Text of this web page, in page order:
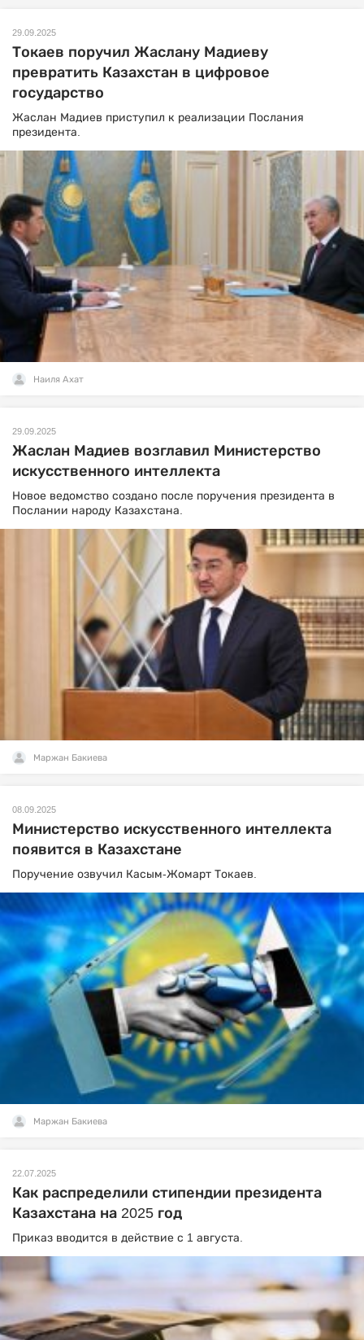
29.09.2025
Токаев поручил Жаслану Мадиеву
превратить Казахстан в цифровое
государство
Жаслан Мадиев приступил к реализации Послания
президента.
Наиля Ахат
29.09.2025
Жаслан Мадиев возглавил Министерство
искусственного интеллекта
Новое ведомство создано после поручения президента в
Послании народу Казахстана.
Маржан Бакиева
08.09.2025
Министерство искусственного интеллекта
появится в Казахстане
Поручение озвучил Касым-Жомарт Токаев.
Маржан Бакиева
22.07.2025
Как распределили стипендии президента
Казахстана на 2025 год
Приказ вводится в действие с 1 августа.